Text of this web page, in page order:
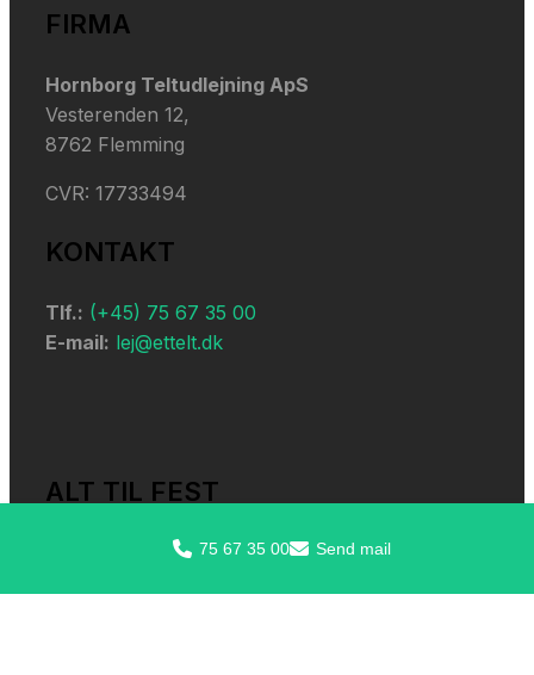
FIRMA
​Hornborg Teltudlejning ApS
Vesterenden 12,
​8762 Flemming
​CVR: 17733494
KONTAKT
Tlf.: (+45) 75 67 35 00
E-mail: lej@ettelt.dk
ALT TIL FEST
75 67 35 00 Send mail